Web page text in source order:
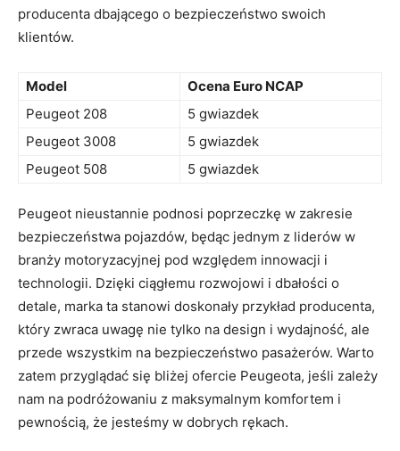
producenta dbającego o‌ bezpieczeństwo swoich
klientów.
Model
Ocena Euro ‍NCAP
Peugeot 208
5 gwiazdek
Peugeot 3008
5 gwiazdek
Peugeot 508
5 gwiazdek
Peugeot nieustannie ⁢podnosi poprzeczkę w zakresie
bezpieczeństwa pojazdów, będąc jednym​ z liderów w
branży motoryzacyjnej pod względem innowacji ⁤i
technologii. Dzięki ⁣ciągłemu rozwojowi i dbałości ‌o
detale, ‍marka ta stanowi doskonały przykład producenta,
który zwraca uwagę nie tylko na design i wydajność, ale
⁢przede wszystkim na bezpieczeństwo pasażerów. Warto
zatem przyglądać się bliżej‍ ofercie Peugeota,⁣ jeśli zależy
nam na⁣ podróżowaniu z maksymalnym komfortem i
pewnością, że jesteśmy w ⁤dobrych rękach.